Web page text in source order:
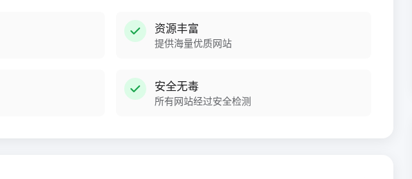
资源丰富
提供海量优质网站
安全无毒
所有网站经过安全检测